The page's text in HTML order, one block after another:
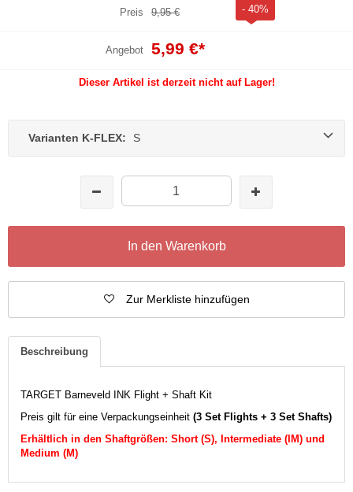
Preis 9,95 € - 40%
Angebot 5,99 €*
Dieser Artikel ist derzeit nicht auf Lager!
Varianten K-FLEX: S
In den Warenkorb
Zur Merkliste hinzufügen
Beschreibung
TARGET Barneveld INK Flight + Shaft Kit
Preis gilt für eine Verpackungseinheit (3 Set Flights + 3 Set Shafts)
Erhältlich in den Shaftgrößen: Short (S), Intermediate (IM) und
Medium (M)